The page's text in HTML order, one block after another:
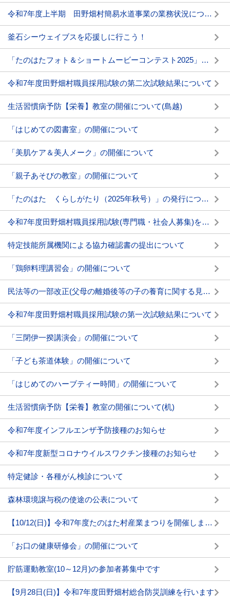
令和7年度上半期 田野畑村簡易水道事業の業務状況について
釜石シーウェイブスを応援しに行こう！
「たのはたフォト＆ショートムービーコンテスト2025」の開催について
令和7年度田野畑村職員採用試験の第二次試験結果について
生活習慣病予防【栄養】教室の開催について(島越)
「はじめての図書室」の開催について
「美肌ケア＆美人メーク」の開催について
「親子あそびの教室」の開催について
「たのはた くらしがたり（2025年秋号）」の発行について
令和7年度田野畑村職員採用試験(専門職・社会人募集)を行います(11/4締切)
特定技能所属機関による協力確認書の提出について
「鶏卵料理講習会」の開催について
民法等の一部改正(父母の離婚後等の子の養育に関する見直し)について
令和7年度田野畑村職員採用試験の第一次試験結果について
「三閉伊一揆講演会」の開催について
「子ども茶道体験」の開催について
「はじめてのハーブティー時間」の開催について
生活習慣病予防【栄養】教室の開催について(机)
令和7年度インフルエンザ予防接種のお知らせ
令和7年度新型コロナウイルスワクチン接種のお知らせ
特定健診・各種がん検診について
森林環境譲与税の使途の公表について
【10/12(日)】令和7年度たのはた村産業まつりを開催します。
「お口の健康研修会」の開催について
貯筋運動教室(10～12月)の参加者募集中です
【9月28日(日)】令和7年度田野畑村総合防災訓練を行います